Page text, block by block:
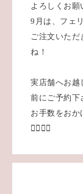
よろしくお願
9月は、フェ
ご注文いた
ね！
実店舗へお越
前にご予約下
お手数をおか
🙇‍♂️🙇‍♀️